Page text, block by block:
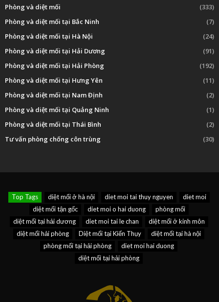
Phòng và diệt mối
(333)
Phòng và diệt mối tại Bắc Ninh
(7)
Phòng và diệt mối tại Hà Nội
(24)
Phòng và diệt mối tại Hải Dương
(91)
Phòng và diệt mối tại Hải Phòng
(192)
Phòng và diệt mối tại Hưng Yên
(11)
Phòng và diệt mối tại Nam Định
(2)
Phòng và diệt mối tại Quảng Ninh
(1)
Phòng và diệt mối tại Thái Bình
(2)
Tư vấn phòng chống côn trùng
(30)
Top Tags diệt mối ở hà nội diet moi tai thuy nguyen
diet moi
diệt mối tận gốc
diet moi o hai duong
phòng mối
diệt mối tại hải dương
diet moi tai le chan
diệt mối ở kinh môn
diệt mối hải phòng
Diệt mối tại Kiến Thụy
diệt mối tại hà nội
phòng mối tại hải phòng
diet moi hai duong
diệt mối tại hải phòng